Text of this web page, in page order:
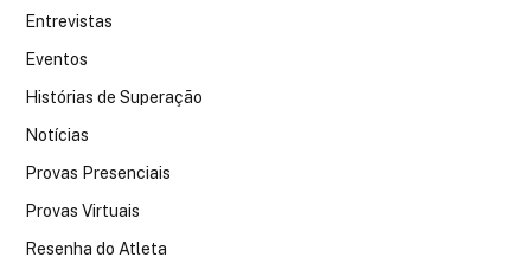
Entrevistas
Eventos
Histórias de Superação
Notícias
Provas Presenciais
Provas Virtuais
Resenha do Atleta